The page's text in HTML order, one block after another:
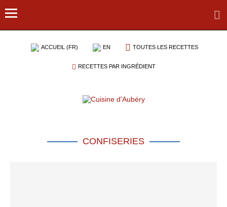
ACCUEIL (FR) EN TOUTES LES RECETTES
RECETTES PAR INGRÉDIENT
CONFISERIES